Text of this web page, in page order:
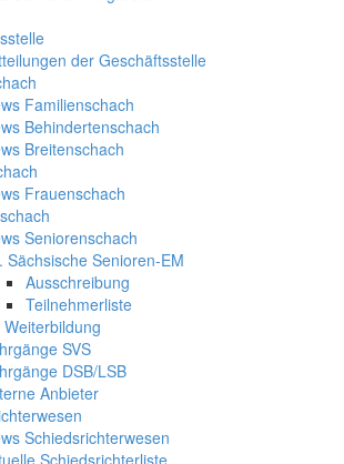
der Geschäftsstelle
Familienschach
Behindertenschach
Breitenschach
Frauenschach
Seniorenschach
Sächsische Senioren-EM
Ausschreibung
Teilnehmerliste
SVS
DSB/LSB
Anbieter
Schiedsrichterwesen